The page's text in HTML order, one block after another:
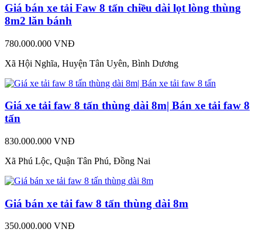
Giá bán xe tải Faw 8 tấn chiều dài lọt lòng thùng
8m2 lăn bánh
780.000.000 VNĐ
Xã Hội Nghĩa, Huyện Tân Uyên, Bình Dương
Giá xe tải faw 8 tấn thùng dài 8m| Bán xe tải faw 8
tấn
830.000.000 VNĐ
Xã Phú Lộc, Quận Tân Phú, Đồng Nai
Giá bán xe tải faw 8 tấn thùng dài 8m
350.000.000 VNĐ